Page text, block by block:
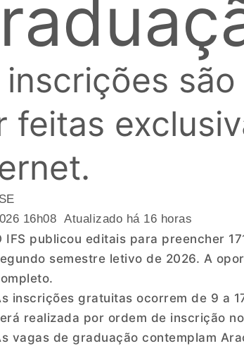
inscrições
feitas
16h08 Atualizado há 16 horas
IFS publicou editais para preencher
semestre letivo de 2026. A
inscrições gratuitas ocorrem de 9 a
realizada por ordem de inscrição
vagas de graduação contemplam